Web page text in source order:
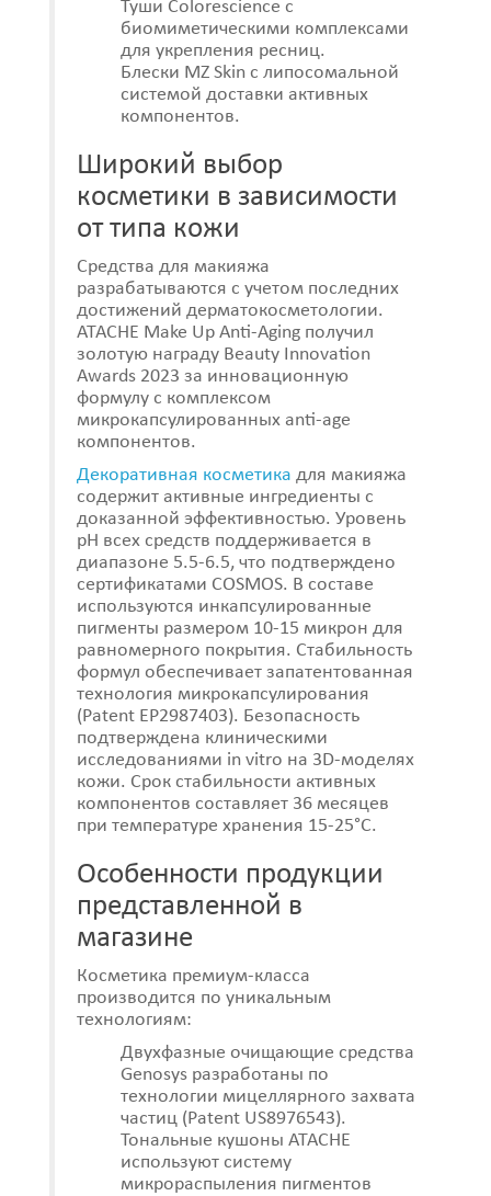
Туши Colorescience с
биомиметическими комплексами
для укрепления ресниц.
Блески MZ Skin с липосомальной
системой доставки активных
компонентов.
Широкий выбор
косметики в зависимости
от типа кожи
Средства для макияжа
разрабатываются с учетом последних
достижений дерматокосметологии.
ATACHE Make Up Anti-Aging получил
золотую награду Beauty Innovation
Awards 2023 за инновационную
формулу с комплексом
микрокапсулированных anti-age
компонентов.
Декоративная косметика для макияжа
содержит активные ингредиенты с
доказанной эффективностью. Уровень
pH всех средств поддерживается в
диапазоне 5.5-6.5, что подтверждено
сертификатами COSMOS. В составе
используются инкапсулированные
пигменты размером 10-15 микрон для
равномерного покрытия. Стабильность
формул обеспечивает запатентованная
технология микрокапсулирования
(Patent EP2987403). Безопасность
подтверждена клиническими
исследованиями in vitro на 3D-моделях
кожи. Срок стабильности активных
компонентов составляет 36 месяцев
при температуре хранения 15-25°C.
Особенности продукции
представленной в
магазине
Косметика премиум-класса
производится по уникальным
технологиям:
Двухфазные очищающие средства
Genosys разработаны по
технологии мицеллярного захвата
частиц (Patent US8976543).
Тональные кушоны ATACHE
используют систему
микрораспыления пигментов